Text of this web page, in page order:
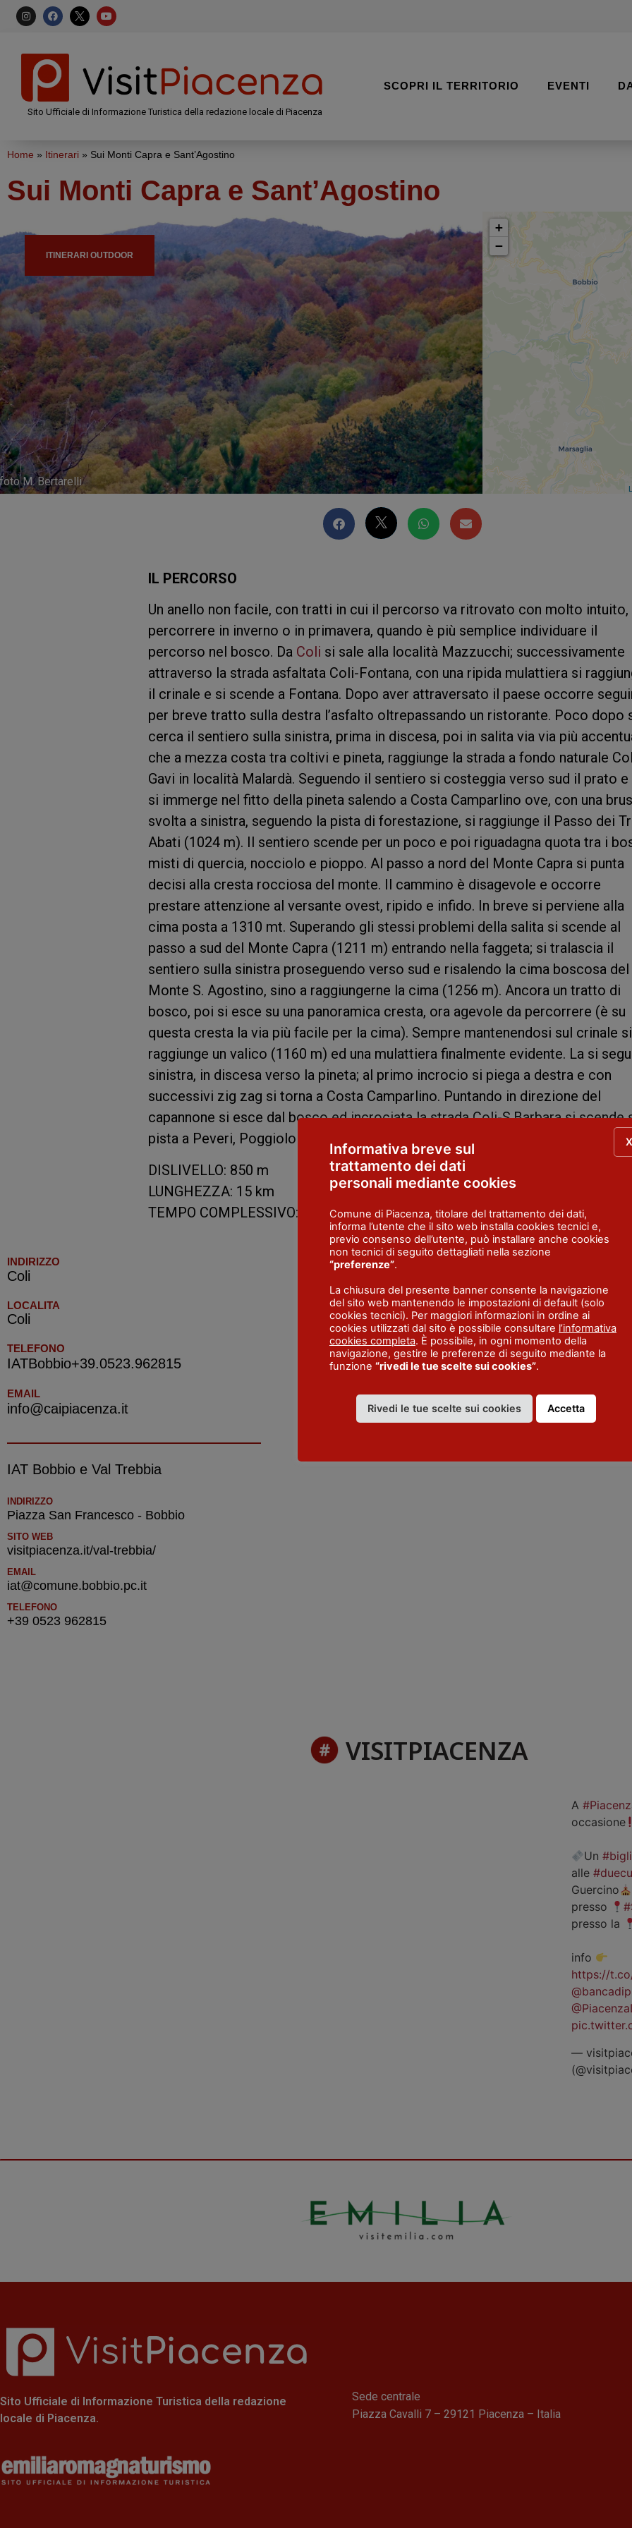
Sito Ufficiale di Informazione Turistica della redazione locale di Piacenza
SCOPRI IL TERRITORIO EVENTI
Home » Itinerari » Sui Monti Capra e Sant’Agostino
Sui Monti Capra e Sant’Agostino
ITINERARI OUTDOOR
M. Bertarelli
+
−
IL PERCORSO
Un anello non facile, con tratti in cui il percorso va ritrovato con molto intuito,
percorrere in inverno o in primavera, quando è più semplice individuare il
percorso nel bosco. Da Coli si sale alla località Mazzucchi; successivamente
attraverso la strada asfaltata Coli-Fontana, con una ripida mulattiera si
il crinale e si scende a Fontana. Dopo aver attraversato il paese occorre
per breve tratto sulla destra l’asfalto oltrepassando un ristorante. Poco dopo
cerca il sentiero sulla sinistra, prima in discesa, poi in salita via via più
che a mezza costa tra coltivi e pineta, raggiunge la strada a fondo naturale
Gavi in località Malardà. Seguendo il sentiero si costeggia verso sud il prato e
si immerge nel fitto della pineta salendo a Costa Camparlino ove, con una
svolta a sinistra, seguendo la pista di forestazione, si raggiunge il Passo dei
Abati (1024 m). Il sentiero scende per un poco e poi riguadagna quota tra i
misti di quercia, nocciolo e pioppo. Al passo a nord del Monte Capra si punta
decisi alla cresta rocciosa del monte. Il cammino è disagevole e occorre
prestare attenzione al versante ovest, ripido e infido. In breve si perviene alla
cima posta a 1310 mt. Superando gli stessi problemi della salita si scende al
passo a sud del Monte Capra (1211 m) entrando nella faggeta; si tralascia il
sentiero sulla sinistra proseguendo verso sud e risalendo la cima boscosa del
Monte S. Agostino, sino a raggiungerne la cima (1256 m). Ancora un tratto di
bosco, poi si esce su una panoramica cresta, ora agevole da percorrere (è su
questa cresta la via più facile per la cima). Sempre mantenendosi sul crinale si
raggiunge un valico (1160 m) ed una mulattiera finalmente evidente. La si
sinistra, in discesa verso la pineta; al primo incrocio si piega a destra e con
successivi zig zag si torna a Costa Camparlino. Puntando in direzione del
capannone si esce dal bosco ed incrociata la strada Coli-S.Barbara si scende
pista a Peveri, Poggiolo e Coli.
DISLIVELLO: 850 m
LUNGHEZZA: 15 km
TEMPO COMPLESSIVO: 5/6 ore
INDIRIZZO
Coli
LOCALITA
Coli
TELEFONO
IATBobbio+39.0523.962815
EMAIL
info@caipiacenza.it
IAT Bobbio e Val Trebbia
INDIRIZZO
Piazza San Francesco - Bobbio
SITO WEB
visitpiacenza.it/val-trebbia/
EMAIL
iat@comune.bobbio.pc.it
TELEFONO
+39 0523 962815
VISITPIACENZA
A
occasione
Un
alle
Guercino
presso
presso la
info
https://
—
Sito Ufficiale di Informazione Turistica della redazione
locale di Piacenza.
Sede centrale
Piazza Cavalli 7 – 29121 Piacenza – Italia
Informativa breve sul
trattamento dei dati
personali mediante cookies
Comune di Piacenza, titolare del trattamento dei dati,
informa l’utente che il sito web installa cookies tecnici e,
previo consenso dell’utente, può installare anche cookies
non tecnici di seguito dettagliati nella sezione
“preferenze”.
La chiusura del presente banner consente la navigazione
del sito web mantenendo le impostazioni di default (solo
cookies tecnici). Per maggiori informazioni in ordine ai
cookies utilizzati dal sito è possibile consultare l’informativa
cookies completa. È possibile, in ogni momento della
navigazione, gestire le preferenze di seguito mediante la
funzione “rivedi le tue scelte sui cookies”.
Rivedi le tue scelte sui cookies Accetta
X